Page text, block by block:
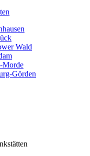
Wald
Morde
Görden